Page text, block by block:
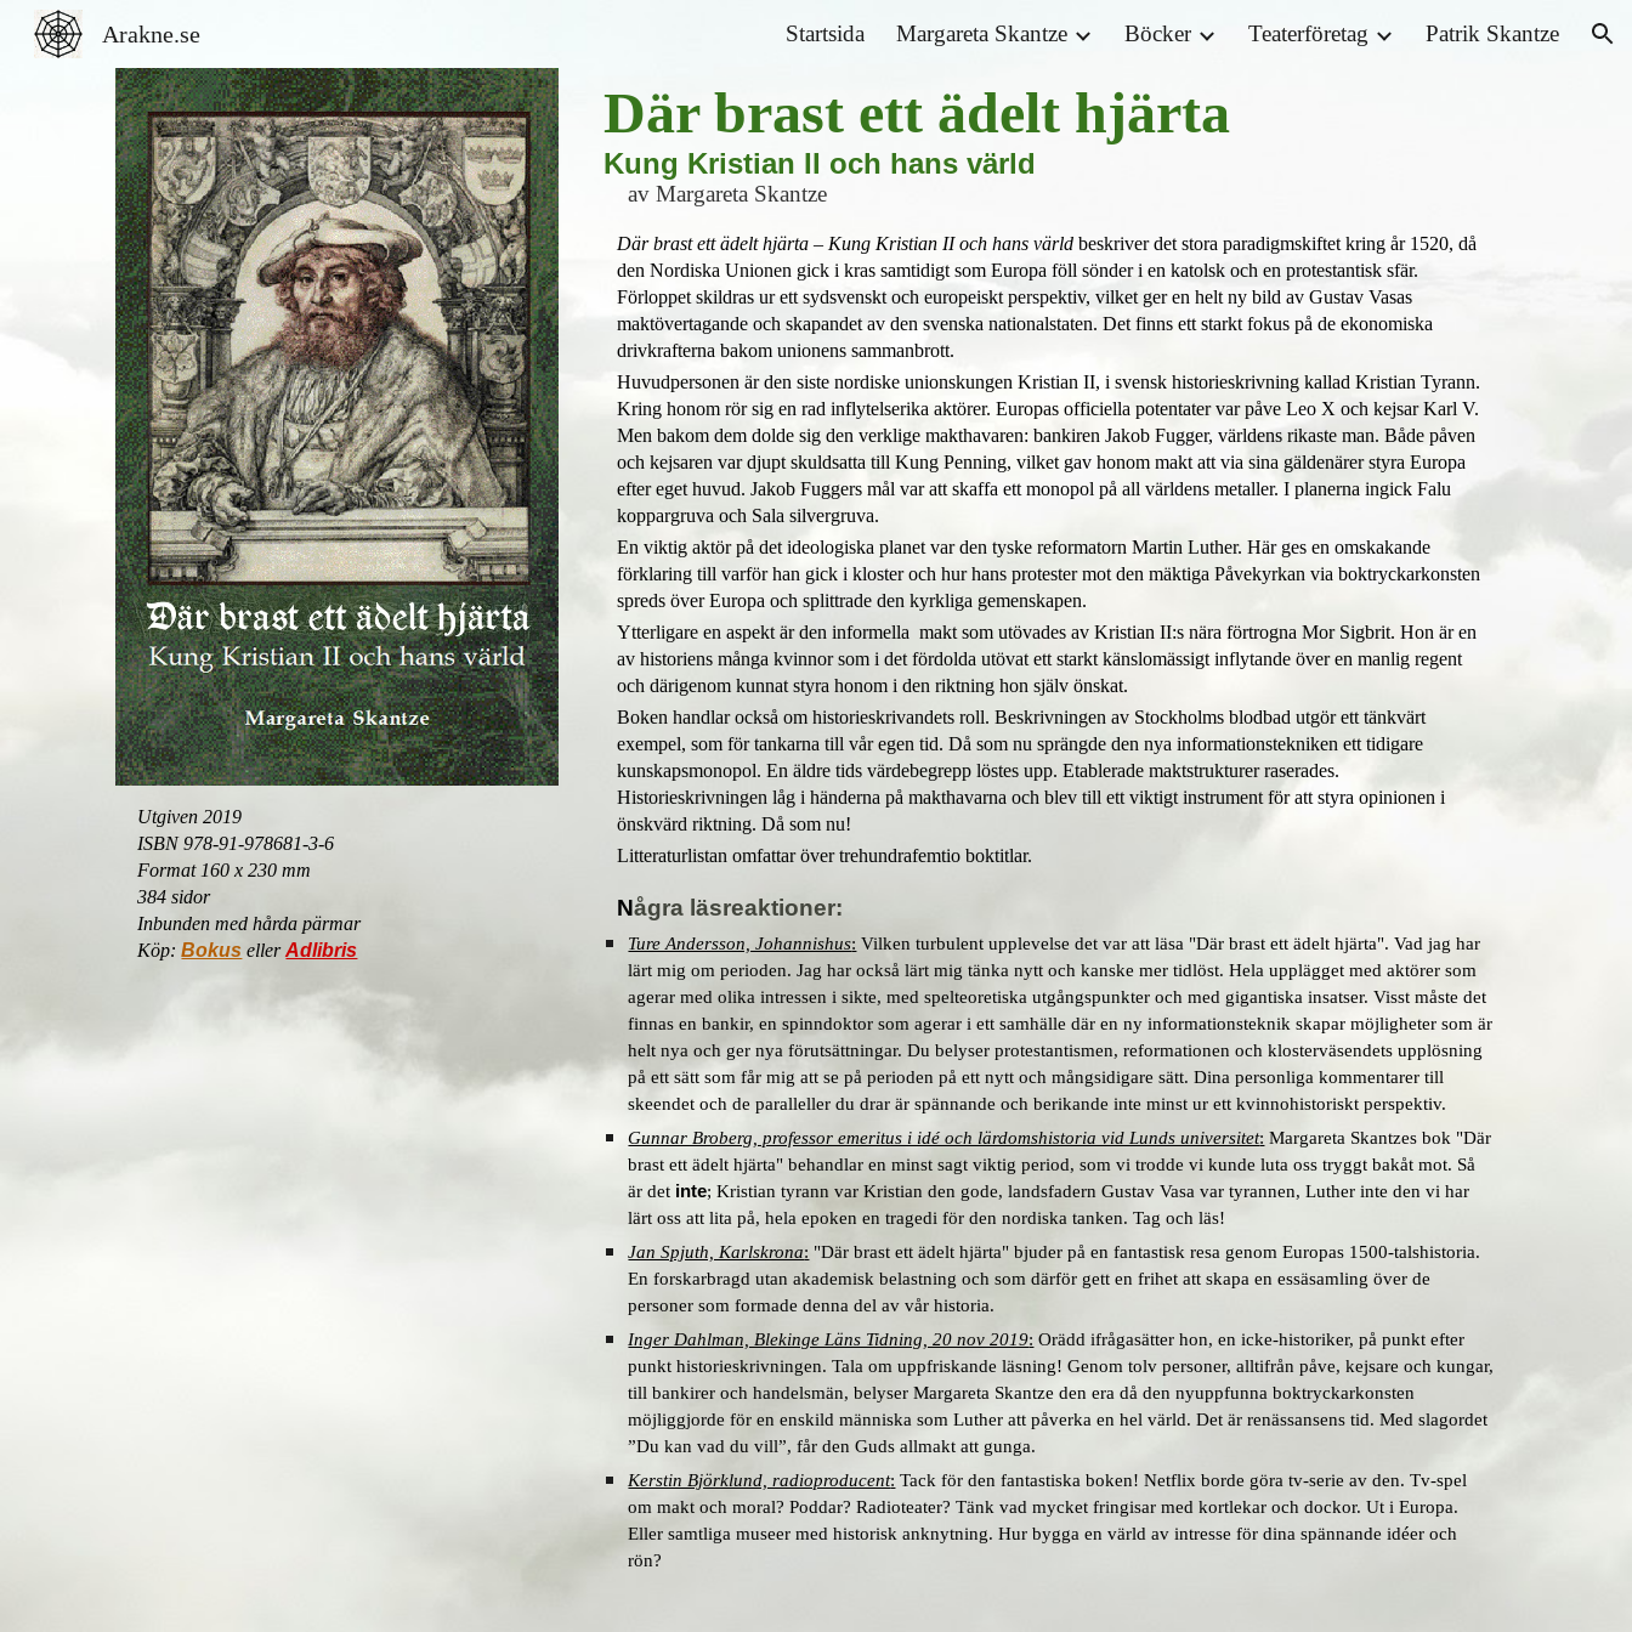
Skip to navigation
Arakne.se Startsida Margareta Skantze Böcker Teaterföretag Patrik Skantze
Utgiven 2019
ISBN 978-91-978681-3-6
Format 160 x 230 mm
384 sidor
Inbunden med hårda pärmar
Köp:Bokus ellerAdlibris
Där brast ett ädelt hjärta
Kung Kristian II och hans värld
av Margareta Skantze
Där brast ett ädelt hjärta – Kung Kristian II och hans världbeskriverdet stora paradigmskiftet kring år 1520, då
den Nordiska Unionen gick i kras samtidigt som Europa föll sönder i en katolsk och en protestantisk sfär.
Förloppet skildras ur ett sydsvenskt och europeiskt perspektiv, vilket ger en helt ny bild av Gustav Vasas
maktövertagande och skapandet av den svenska nationalstaten.Det finns ett starkt fokus på de ekonomiska
drivkrafterna bakom unionens sammanbrott.
Huvudpersonen ärden siste nordiske unionskungen Kristian II, i svensk historieskrivning kallad Kristian Tyrann.
Kring honom rör sig en rad inflytelserika aktörer.Europas officiella potentater var påve Leo X och kejsar Karl V.
Men bakom dem dolde sig den verklige makthavaren: bankiren Jakob Fugger, världens rikaste man. Både påven
och kejsaren var djupt skuldsatta till Kung Penning, vilket gav honom makt att via sina gäldenärer styra Europa
efter eget huvud. Jakob Fuggers mål var att skaffa ett monopol på all världens metaller. I planerna ingick Falu
koppargruva och Sala silvergruva.
En viktig aktör på det ideologiska planet var den tyske reformatorn Martin Luther. Här ges en omskakande
förklaring till varför han gick i kloster och hur hans protester mot den mäktiga Påvekyrkan via boktryckarkonsten
spreds över Europa och splittrade den kyrkliga gemenskapen.
Ytterligare en aspekt är den informella makt som utövades av Kristian II:s nära förtrogna Mor Sigbrit. Hon är en
av historiens många kvinnor som i det fördolda utövat ett starkt känslomässigt inflytande över en manlig regent
och därigenom kunnat styra honom i den riktning hon själv önskat.
Boken handlar också om historieskrivandets roll. Beskrivningen av Stockholms blodbad utgör etttänkvärt
exempel, som för tankarna till vår egen tid.Då som nu sprängde den nya informationstekniken ett tidigare
kunskapsmonopol. En äldre tids värdebegrepp löstes upp. Etablerade maktstrukturer raserades.
Historieskrivningen låg i händerna på makthavarna och blev till ett viktigt instrument för att styra opinionen i
önskvärd riktning. Då som nu!
Litteraturlistan omfattar över trehundrafemtio boktitlar.
Några läsreaktioner:
Ture Andersson, Johannishus: Vilken turbulent upplevelse det var att läsa "Där brast ett ädelt hjärta". Vad jag har
lärt mig om perioden. Jag har också lärt mig tänka nytt och kanske mer tidlöst. Hela upplägget med aktörer som
agerar med olika intressen i sikte, med spelteoretiska utgångspunkter och med gigantiska insatser. Visst måste det
finnas en bankir, en spinndoktor som agerar i ett samhälle där en ny informationsteknik skapar möjligheter som är
helt nya och ger nya förutsättningar. Du belyser protestantismen, reformationen och klosterväsendets upplösning
på ett sätt som får mig att se på perioden på ett nytt och mångsidigare sätt. Dina personliga kommentarer till
skeendet och de paralleller du drar är spännande och berikande inte minst ur ett kvinnohistoriskt perspektiv.
Gunnar Broberg, professor emeritus i idé och lärdomshistoria vid Lunds universitet: Margareta Skantzes bok "Där
brast ett ädelt hjärta" behandlar en minst sagt viktig period, som vi trodde vi kunde luta oss tryggt bakåt mot. Så
är det inte; Kristian tyrann var Kristian den gode, landsfadern Gustav Vasa var tyrannen, Luther inte den vi har
lärt oss att lita på, hela epoken en tragedi för den nordiska tanken. Tag och läs!
Jan Spjuth, Karlskrona: "Där brast ett ädelt hjärta" bjuder på en fantastisk resa genom Europas 1500-talshistoria.
En forskarbragd utan akademisk belastning och som därför gett en frihet att skapa en essäsamling över de
personer som formade denna del av vår historia.
Inger Dahlman, Blekinge Läns Tidning, 20 nov 2019: Orädd ifrågasätter hon, en icke-historiker, på punkt efter
punkt historieskrivningen. Tala om uppfriskande läsning! Genom tolv personer, alltifrån påve, kejsare och kungar,
till bankirer och handelsmän, belyser Margareta Skantze den era då den nyuppfunna boktryckarkonsten
möjliggjorde för en enskild människa som Luther att påverka en hel värld. Det är renässansens tid. Med slagordet
”Du kan vad du vill”, får den Guds allmakt att gunga.
Kerstin Björklund, radioproducent: Tack för den fantastiska boken! Netflix borde göra tv-serie av den. Tv-spel
om makt och moral? Poddar? Radioteater? Tänk vad mycket fringisar med kortlekar och dockor. Ut i Europa.
Eller samtliga museer med historisk anknytning. Hur bygga en värld av intresse för dina spännande idéer och
rön?